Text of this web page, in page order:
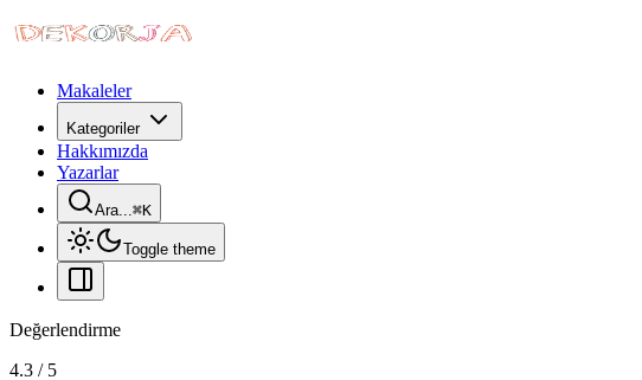
Makaleler
Kategoriler
Hakkımızda
Yazarlar
Ara...⌘K
Toggle theme
Değerlendirme
4.3 / 5